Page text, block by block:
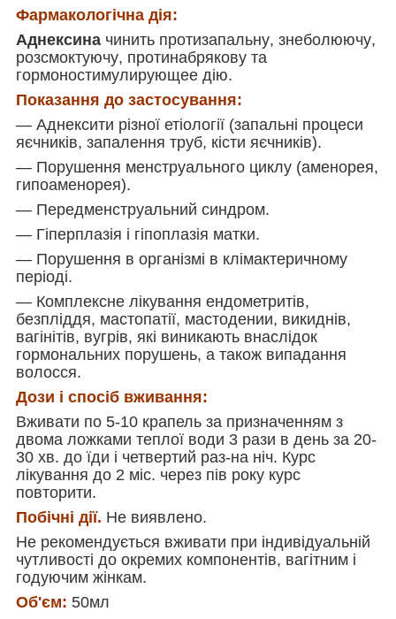
Фармакологічна дія:
Аднексина чинить протизапальну, знеболюючу,
розсмоктуючу, протинабрякову та
гормоностимулирующее дію.
Показання до застосування:
— Аднексити різної етіології (запальні процеси
яєчників, запалення труб, кісти яєчників).
— Порушення менструального циклу (аменорея,
гипоаменорея).
— Передменструальний синдром.
— Гіперплазія і гіпоплазія матки.
— Порушення в організмі в клімактеричному
періоді.
— Комплексне лікування ендометритів,
безпліддя, мастопатії, мастодении, викиднів,
вагінітів, вугрів, які виникають внаслідок
гормональних порушень, а також випадання
волосся.
Дози і спосіб вживання:
Вживати по 5-10 крапель за призначенням з
двома ложками теплої води 3 рази в день за 20-
30 хв. до їди і четвертий раз-на ніч. Курс
лікування до 2 міс. через пів року курс
повторити.
Побічні дії. Не виявлено.
Не рекомендується вживати при індивідуальній
чутливості до окремих компонентів, вагітним і
годуючим жінкам.
Об'єм: 50мл